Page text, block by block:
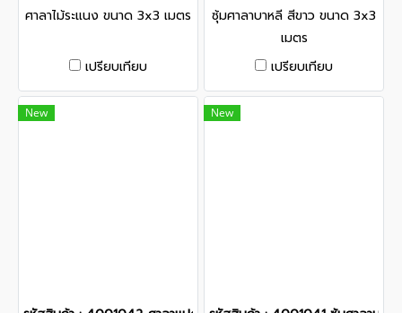
ศาลาไม้ระแนง ขนาด 3x3 เมตร
เปรียบเทียบ
ซุ้มศาลาบาหลี สีขาว ขนาด 3x3
เมตร
เปรียบเทียบ
New New